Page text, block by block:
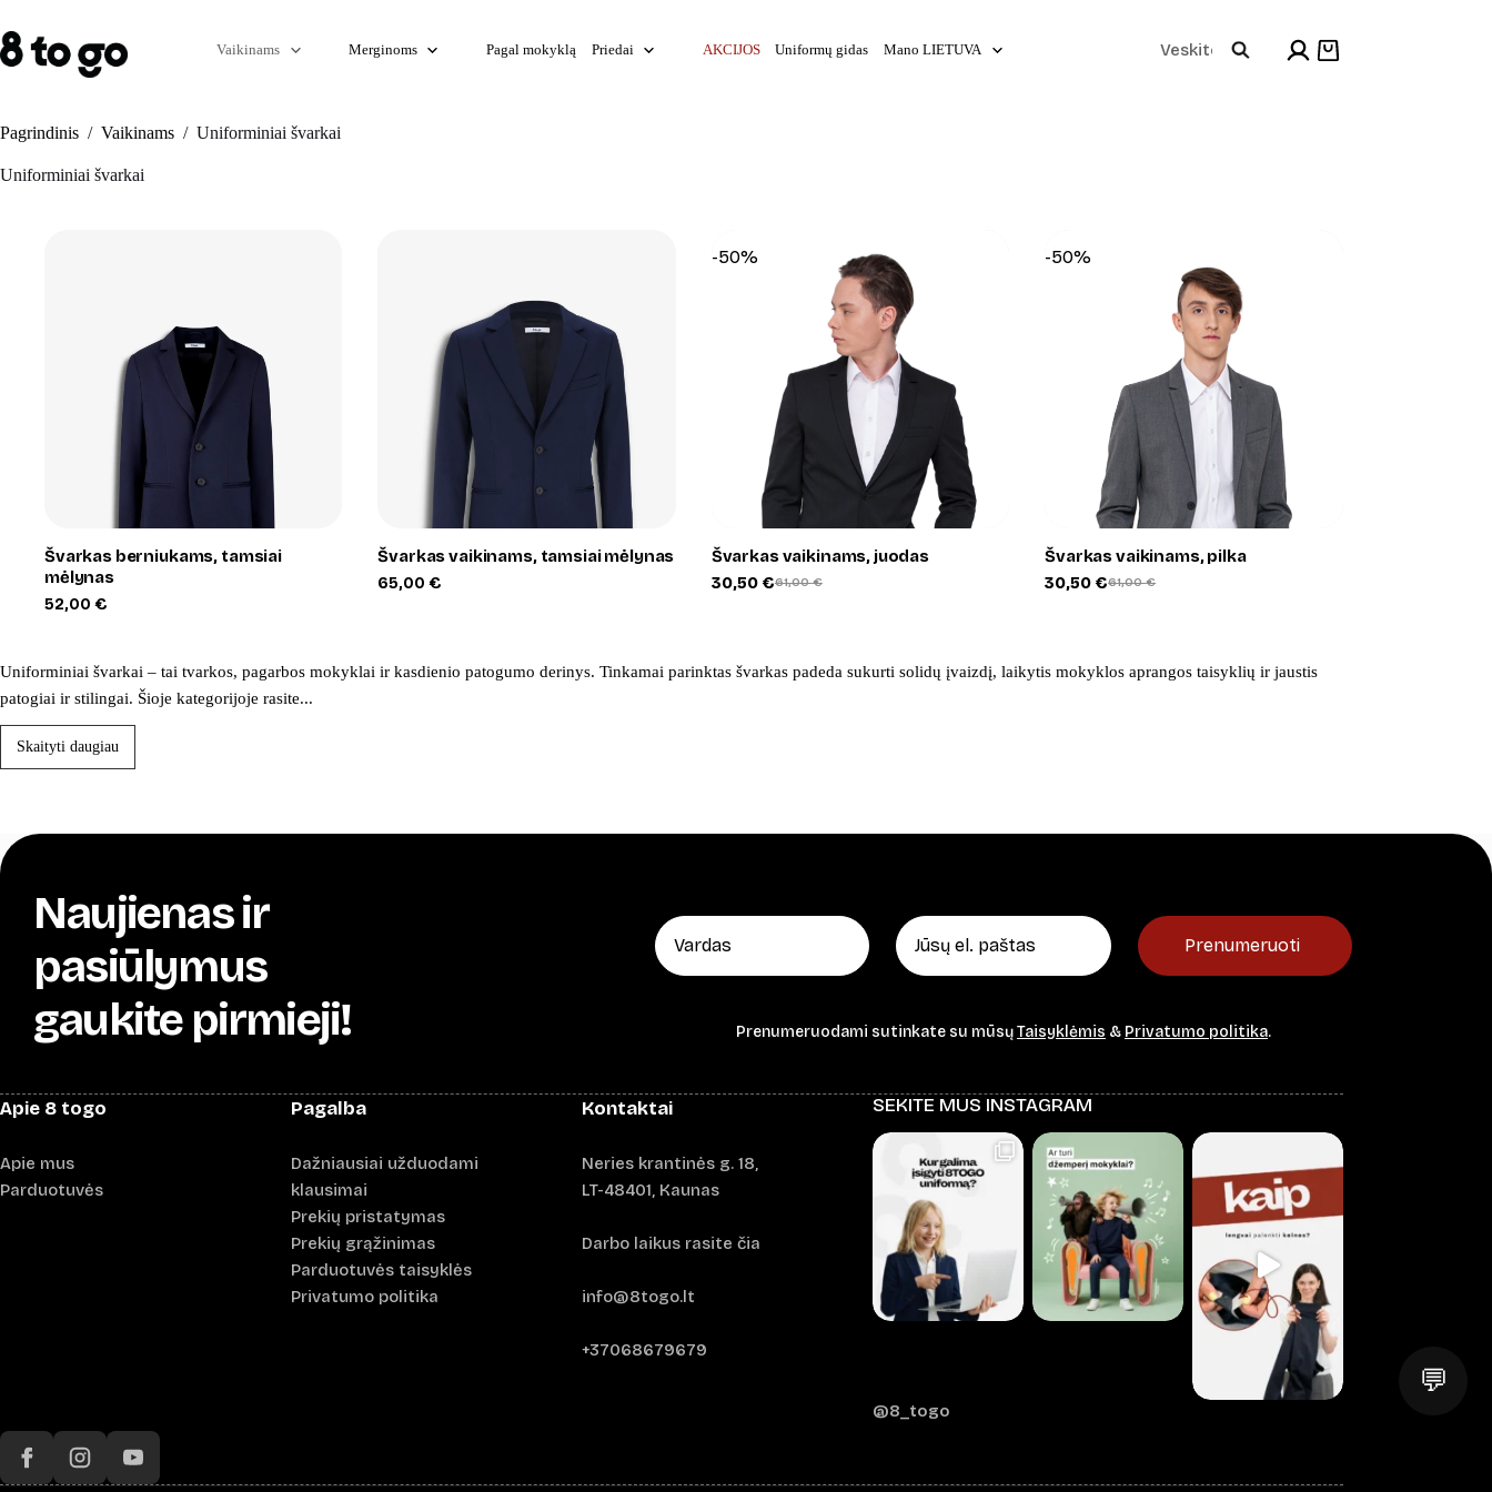
to
content
Vaikinams Merginoms Pagal mokyklą Priedai AKCIJOS Uniformų gidas Mano LIETUVA
Products
Shopping
Pagrindinis / Vaikinams / Uniforminiai švarkai
Uniforminiai švarkai
Švarkas berniukams, tamsiai
mėlynas
52,00 €
+
Švarkas vaikinams, tamsiai mėlynas
65,00€
-50%
+
Švarkas vaikinams, juodas
61,00€
Original
30,50€
Current
-50%
+
Švarkas vaikinams, pilka
61,00€
Original
30,50€
Current
Uniforminiai švarkai – tai tvarkos, pagarbos mokyklai ir kasdienio patogumo derinys. Tinkamai parinktas švarkas padeda sukurti solidų įvaizdį, laikytis mokyklos aprangos taisyklių ir jaustis
patogiai ir stilingai. Šioje kategorijoje rasite...
Skaityti daugiau
Naujienas ir
pasiūlymus
gaukite pirmieji!
Prenumeruoti
Prenumeruodami sutinkate su mūsųTaisyklėmis & Privatumo politika.
Apie 8 togo
Apie mus
Parduotuvės
Pagalba
Dažniausiai užduodami
klausimai
Prekių pristatymas
Prekių grąžinimas
Parduotuvės taisyklės
Privatumo politika
Kontaktai
Neries krantinės g. 18,
LT-48401, Kaunas
Darbo laikus rasite čia
info@8togo.lt
+37068679679
SEKITE MUS INSTAGRAM
@8_togo
💬